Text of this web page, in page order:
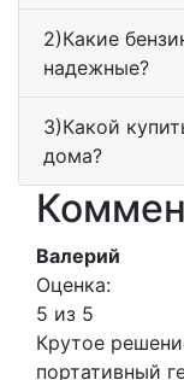
2)Какие
надежные?
3)Какой
дома?
Валерий
Оценка:
5 из 5
Крутое
портативный